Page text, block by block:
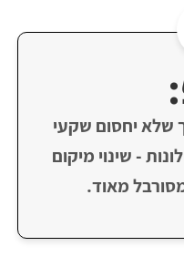
שלא יחסום שקעי
- שינוי מיקום
מאוד.